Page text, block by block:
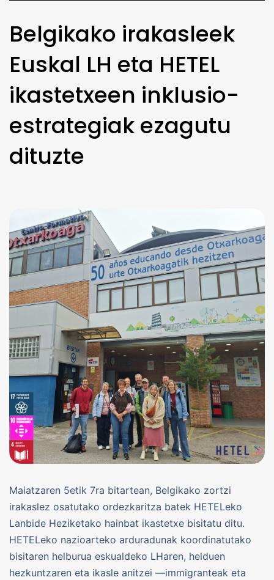
Belgikako irakasleek
Euskal LH eta HETEL
ikastetxeen inklusio-
estrategiak ezagutu
dituzte
Maiatzaren 5etik 7ra bitartean, Belgikako zortzi
irakaslez osatutako ordezkaritza batek HETELeko
Lanbide Heziketako hainbat ikastetxe bisitatu ditu.
HETELeko nazioarteko arduradunak koordinatutako
bisitaren helburua eskualdeko LHaren, helduen
hezkuntzaren eta ikasle anitzei —immigranteak eta